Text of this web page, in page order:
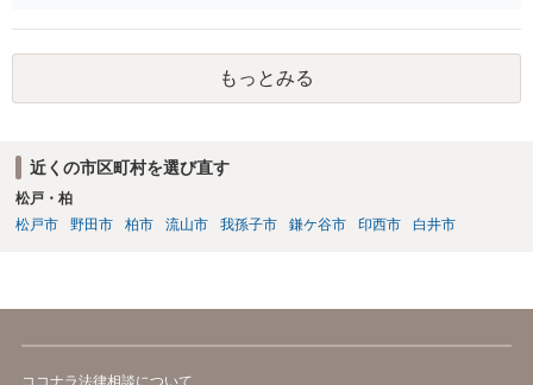
もっとみる
近くの市区町村を選び直す
松戸・柏
松戸市
野田市 柏市 流山市 我孫子市 鎌ケ谷市 印西市 白井市
ココナラ法律相談について